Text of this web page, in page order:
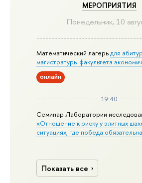
МЕРОПРИЯТИЯ
Понедельник, 10
Математический лагерьдля
магистратуры факультета
онлайн
19:40
Семинар Лаборатории
«Отношение к риску у элитных
ситуациях, где победа
Показать все